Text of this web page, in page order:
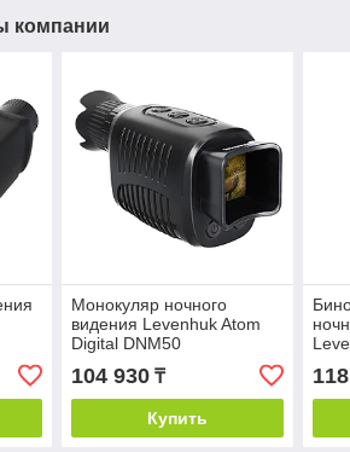
компании
Монокуляр ночного
видения Levenhuk Atom
Digital DNM50
104 930₸
Купить